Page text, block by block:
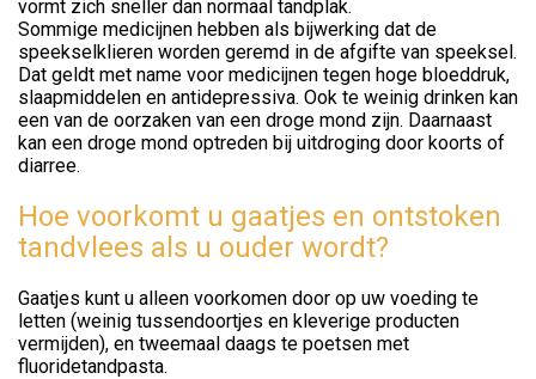
vormt zich sneller dan normaal tandplak.
Sommige medicijnen hebben als bijwerking dat de
speekselklieren worden geremd in de afgifte van speeksel.
Dat geldt met name voor medicijnen tegen hoge bloeddruk,
slaapmiddelen en antidepressiva. Ook te weinig drinken kan
een van de oorzaken van een droge mond zijn. Daarnaast
kan een droge mond optreden bij uitdroging door koorts of
diarree.
Hoe voorkomt u gaatjes en ontstoken
tandvlees als u ouder wordt?
Gaatjes kunt u alleen voorkomen door op uw voeding te
letten (weinig tussendoortjes en kleverige producten
vermijden), en tweemaal daags te poetsen met
fluoridetandpasta.